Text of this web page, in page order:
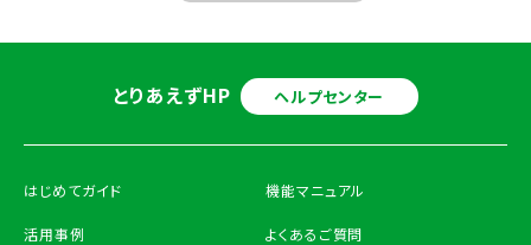
とりあえずHP ヘルプセンター
はじめてガイド
活用事例
機能マニュアル
よくあるご質問